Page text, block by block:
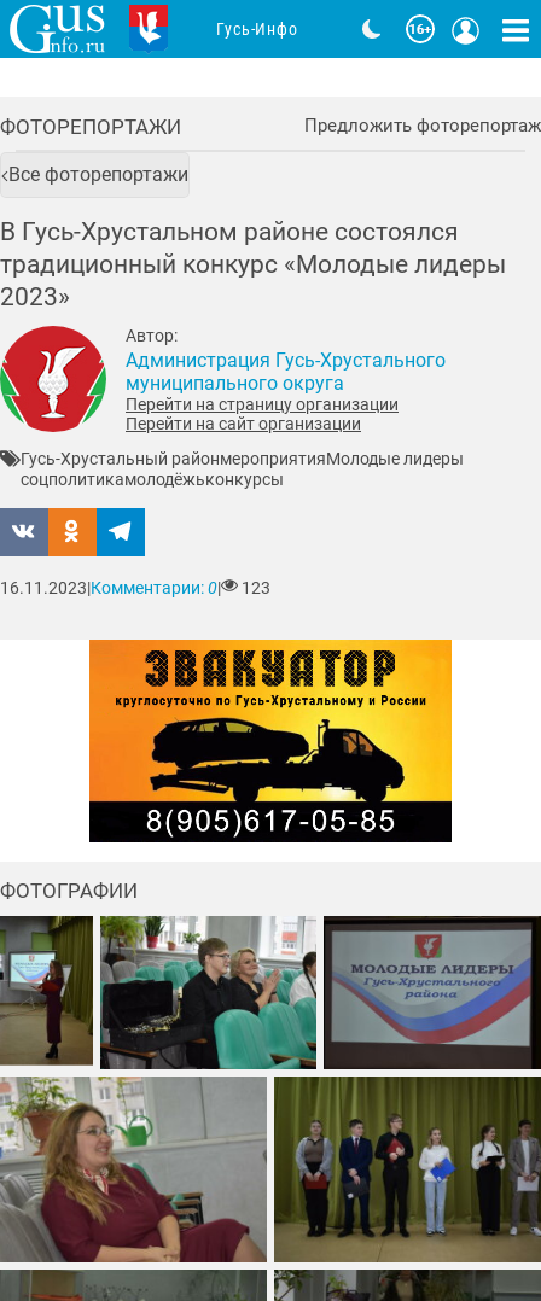
ФОТОРЕПОРТАЖИ Предложить фоторепортаж
Все фоторепортажи
В Гусь-Хрустальном районе состоялся
традиционный конкурс «Молодые лидеры
2023»
Автор:
Администрация Гусь-Хрустального
муниципального округа
Перейти на страницу организации
Перейти на сайт организации
Гусь-Хрустальный районмероприятияМолодые лидеры
соцполитикамолодёжьконкурсы
16.11.2023|Комментарии:0| 123
ФОТОГРАФИИ
Гусь-Инфо